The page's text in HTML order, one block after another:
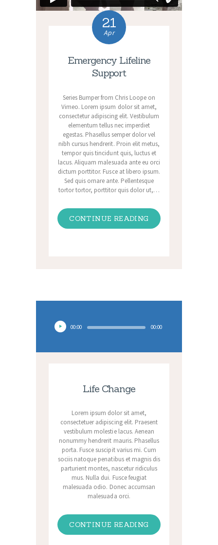
21
Apr
Emergency Lifeline
Support
Series Bumper from Chris Loope on
Vimeo. Lorem ipsum dolor sit amet,
consectetur adipiscing elit. Vestibulum
elementum tellus nec imperdiet
egestas. Phasellus semper dolor vel
nibh cursus hendrerit. Proin elit metus,
tempor quis tincidunt quis, luctus et
lacus. Aliquam malesuada ante eu orci
dictum porttitor. Fusce at libero ipsum.
Sed quis ornare ante. Pellentesque
tortor tortor, porttitor quis dolor ut,…
CONTINUE READING
Player
00:00 00:00
Life Change
Lorem ipsum dolor sit amet,
consectetuer adipiscing elit. Praesent
vestibulum molestie lacus. Aenean
nonummy hendrerit mauris. Phasellus
porta. Fusce suscipit varius mi. Cum
sociis natoque penatibus et magnis dis
parturient montes, nascetur ridiculus
mus. Nulla dui. Fusce feugiat
malesuada odio. Donec accumsan
malesuada orci.
CONTINUE READING